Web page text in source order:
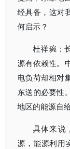
经具备，这对
何启示？
杜祥琬：
源有依赖性。
电负荷却相对
东送的必要性
地区的能源自
具体来说
源，能源利用